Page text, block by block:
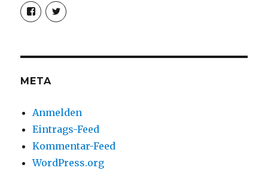
Profil
von
christoph.fleischer1
anzeigen
Profil
von
anzeigen
META
Anmelden
Eintrags-Feed
Kommentar-Feed
WordPress.org